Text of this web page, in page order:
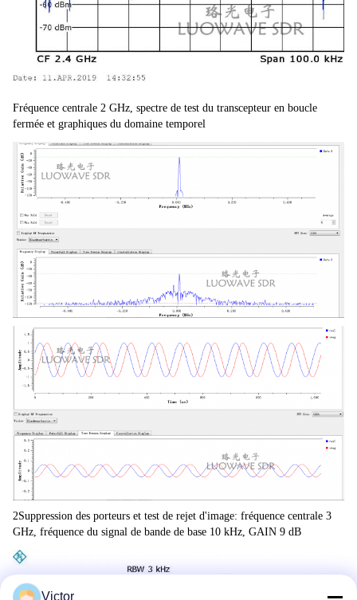
Fréquence centrale 2 GHz, spectre de test du transcepteur en boucle
fermée et graphiques du domaine temporel
2Suppression des porteurs et test de rejet d'image: fréquence centrale 3
GHz, fréquence du signal de bande de base 10 kHz, GAIN 9 dB
Victor